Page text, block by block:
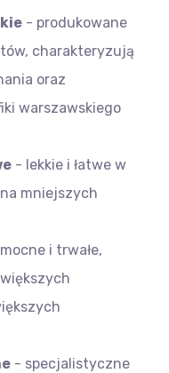
- produkowane
charakteryzują
oraz
warszawskiego
- lekkie i łatwe w
mniejszych
i trwałe,
- specjalistyczne